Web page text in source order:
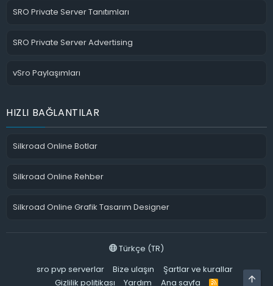
SRO Private Server Tanıtımları
SRO Private Server Advertising
vSro Paylaşımları
HIZLI BAĞLANTILAR
Silkroad Online Botlar
Silkroad Online Rehber
Silkroad Online Grafik Tasarım Designer
Türkçe (TR)
sro pvp serverlar
Bize ulaşın
Şartlar ve kurallar
Gizlilik politikası
Yardım Ana sayfa
R